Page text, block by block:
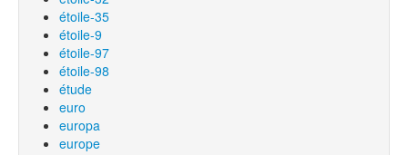
étoile-35
étoile-9
étoile-97
étoile-98
étude
euro
europa
europe